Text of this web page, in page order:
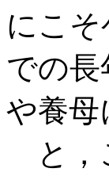
にこ
での
や養母
と，